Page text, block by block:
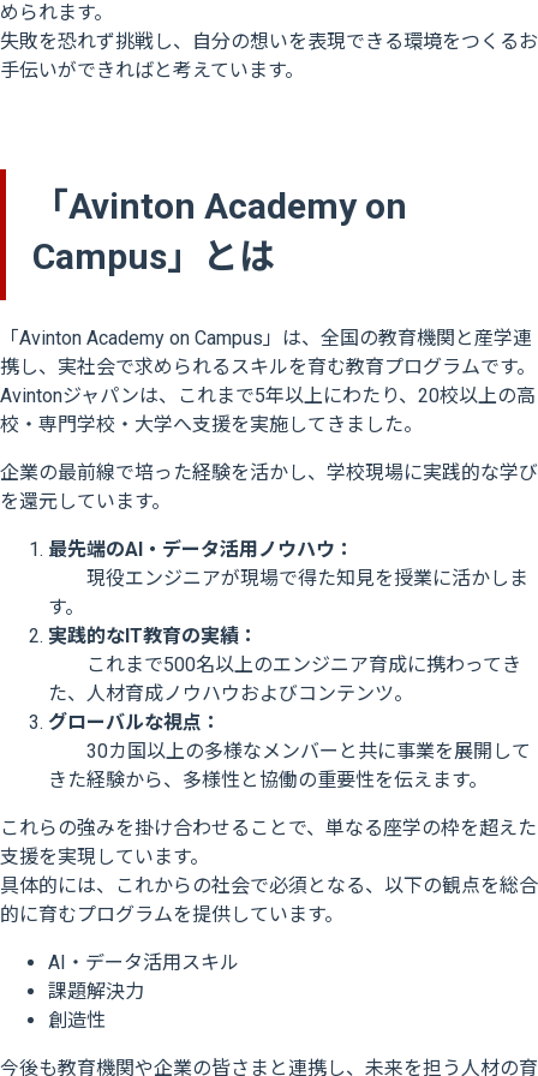
められます。
失敗を恐れず挑戦し、自分の想いを表現できる環境をつくるお
手伝いができればと考えています。
「Avinton Academy on
Campus」とは
「Avinton Academy on Campus」は、全国の教育機関と産学連
携し、実社会で求められるスキルを育む教育プログラムです。
Avintonジャパンは、これまで5年以上にわたり、20校以上の高
校・専門学校・大学へ支援を実施してきました。
企業の最前線で培った経験を活かし、学校現場に実践的な学び
を還元しています。
最先端のAI・データ活用ノウハウ：
現役エンジニアが現場で得た知見を授業に活かしま
す。
実践的なIT教育の実績：
これまで500名以上のエンジニア育成に携わってき
た、人材育成ノウハウおよびコンテンツ。
グローバルな視点：
30カ国以上の多様なメンバーと共に事業を展開して
きた経験から、多様性と協働の重要性を伝えます。
これらの強みを掛け合わせることで、単なる座学の枠を超えた
支援を実現しています。
具体的には、これからの社会で必須となる、以下の観点を総合
的に育むプログラムを提供しています。
AI・データ活用スキル
課題解決力
創造性
今後も教育機関や企業の皆さまと連携し、未来を担う人材の育